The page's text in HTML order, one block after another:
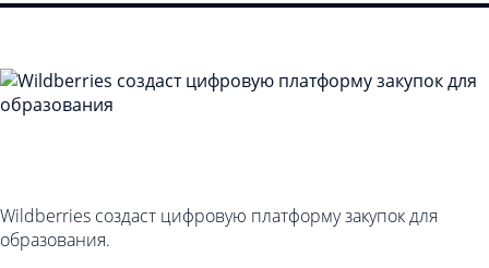
Wildberries создаст цифровую платформу закупок для
образования.